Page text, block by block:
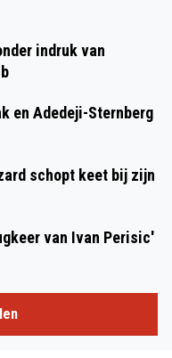
indruk van
en Adedeji-Sternberg
schopt keet bij zijn
van Ivan Perisic'